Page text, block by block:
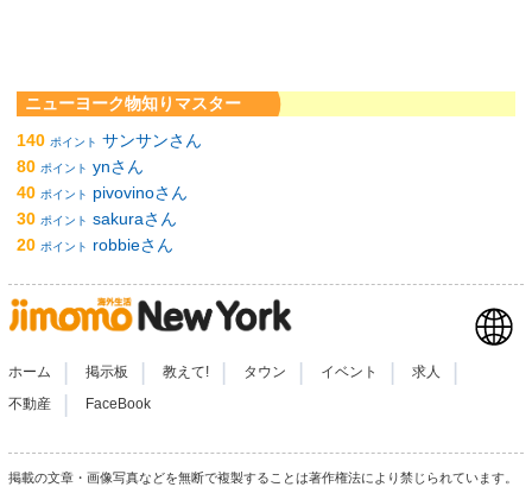
ニューヨーク物知りマスター
140 ポイント サンサンさん
80 ポイント ynさん
40 ポイント
pivovinoさん
30 ポイント sakuraさん
20 ポイント robbieさん
ホーム 掲示板 教えて! タウン イベント 求人
不動産 FaceBook
掲載の文章・画像写真などを無断で複製することは著作権法により禁じられています。